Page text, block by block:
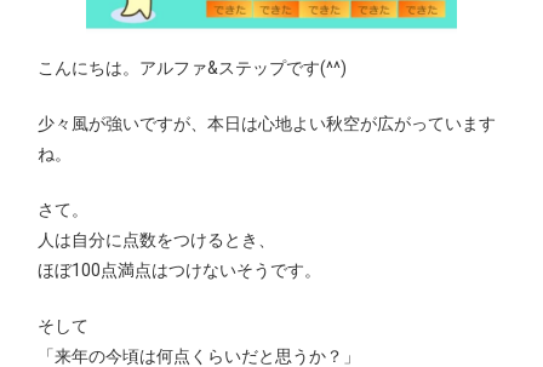
こんにちは。アルファ&ステップです(^^)
少々風が強いですが、本日は心地よい秋空が広がっています
ね。
さて。
人は自分に点数をつけるとき、
ほぼ100点満点はつけないそうです。
そして
「来年の今頃は何点くらいだと思うか？」